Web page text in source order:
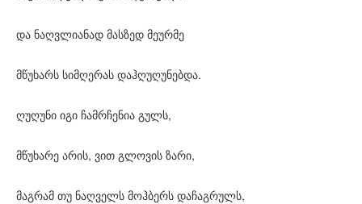
და ნაღვლიანად მასზედ მეურმე
მწუხარს სიმღერას დაჰღუღუნებდა.
ღუღუნი იგი ჩამრჩენია გულს,
მწუხარე არის, ვით გლოვის ზარი,
მაგრამ თუ ნაღველს მოჰბერს დაჩაგრულს,